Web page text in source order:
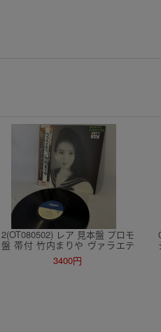
2(OT080502) レア 見本盤 プロモ
盤 帯付 竹内まりや ヴァラエテ
ィ MOON-28018 LP盤 レコード
シティポップ CITYPOP 山下達
3400円